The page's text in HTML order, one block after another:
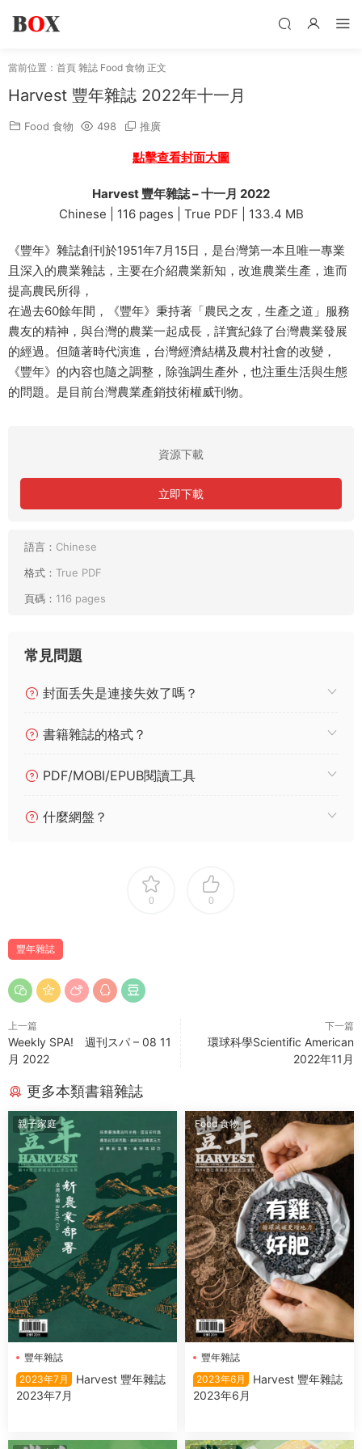
當前位置： 首頁 雜誌 Food 食物 正文
Harvest 豐年雜誌 2022年十一月
Food 食物 498 推廣
點擊查看封面大圖
Harvest 豐年雜誌 – 十一月 2022
Chinese | 116 pages | True PDF | 133.4 MB
《豐年》雜誌創刊於1951年7月15日，是台灣第一本且唯一專業
且深入的農業雜誌，主要在介紹農業新知，改進農業生產，進而
提高農民所得，
在過去60餘年間，《豐年》秉持著「農民之友，生產之道」服務
農友的精神，與台灣的農業一起成長，詳實紀錄了台灣農業發展
的經過。但隨著時代演進，台灣經濟結構及農村社會的改變，
《豐年》的內容也隨之調整，除強調生產外，也注重生活與生態
的問題。是目前台灣農業產銷技術權威刊物。
資源下載
立即下載
語言： Chinese
格式： True PDF
頁碼： 116 pages
常見問題
封面丢失是連接失效了嗎？
書籍雜誌的格式？
PDF/MOBI/EPUB閱讀工具
什麼網盤？
0 0
豐年雜誌
上一篇
Weekly SPA! 週刊スパ – 08 11
月 2022
下一篇
環球科學Scientific American
2022年11月
更多本類書籍雜誌
親子家庭
豐年雜誌
2023年7月
Harvest 豐年雜誌
2023年7月
Food 食物
豐年雜誌
2023年6月
Harvest 豐年雜誌
2023年6月